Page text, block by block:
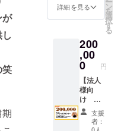
が
笑
の距離
に応じ
ます) ※
近畿２
府４県
限定と
させて
頂きま
す ※原
則2021
年3月ま
その他
たら、
備考欄
に記入
いただ
くか、
もしく
はメッ
セージ
よりご
礼の
て頂き
ます。
※必ず備
考欄に
ご希望
の個人
名・団
体名を
ご記入
くださ
人名・
団体名
を掲載
いただ
きま
す。 ま
た、１
０００
０円相
当カタ
ログギ
フトも
お届け
詳細を見る ン
を
選
択
す
る
200
,00
0 円
【法人
様向
け 企
業名掲
載プラ
ン】
支援
者：